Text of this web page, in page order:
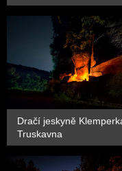
Dračí jeskyně
Truskavna